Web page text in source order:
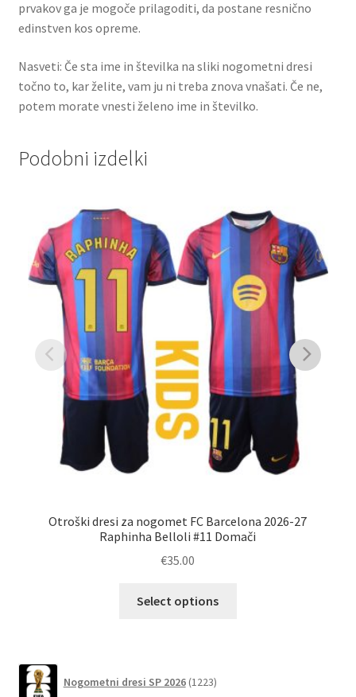
prvakov ga je mogoče prilagoditi, da postane resnično
edinstven kos opreme.
Nasveti: Če sta ime in številka na sliki nogometni dresi
točno to, kar želite, vam ju ni treba znova vnašati. Če ne,
potem morate vnesti želeno ime in številko.
Podobni izdelki
Otroški dresi za nogomet FC Barcelona 2026-27
Raphinha Belloli #11 Domači
€35.00
Select options
Nogometni dresi SP 2026 1223izdelkov